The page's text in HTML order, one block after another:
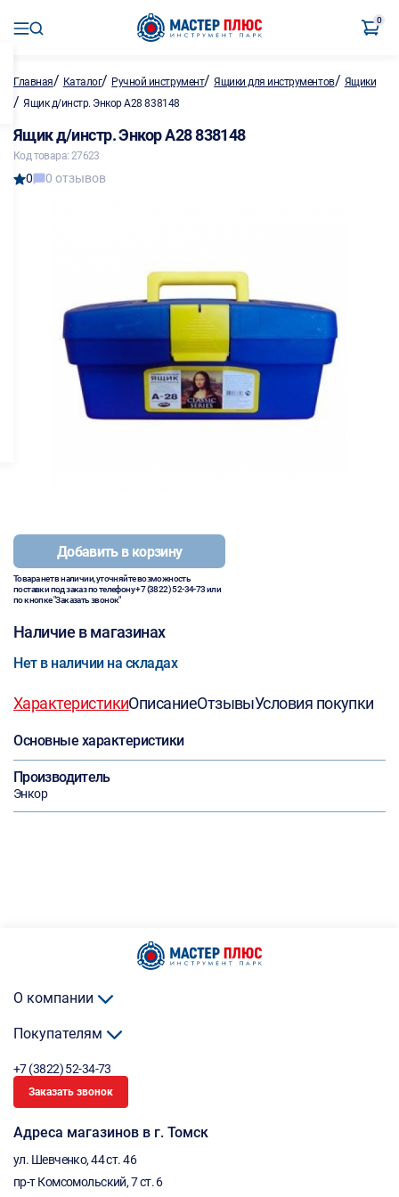
0
Главная/ Каталог/ Ручной инструмент/Ящики для инструментов/ Ящики
/ Ящик д/инстр. Энкор A28 838148
Ящик д/инстр. Энкор A28 838148
Код товара: 27623
0 0 отзывов
Добавить в корзину
Товара нет в наличии, уточняйте возможность
поставки под заказ по телефону+7 (3822) 52-34-73или
по кнопке "Заказать звонок"
Наличие в магазинах
Нет в наличии на складах
ХарактеристикиОписаниеОтзывыУсловия покупки
Основные характеристики
Производитель
Энкор
О компании
Покупателям
+7 (3822) 52-34-73
Заказать звонок
Адреса магазинов в г. Томск
ул. Шевченко, 44 ст. 46
пр-т Комсомольский, 7 ст. 6